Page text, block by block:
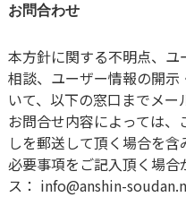
お問合わせ
本方針に関する不明点、
相談、ユーザー情報の開
いて、以下の窓口までメー
お問合せ内容によっては
しを郵送して頂く場合を
必要事項をご記入頂く場合
ス： info@anshin-